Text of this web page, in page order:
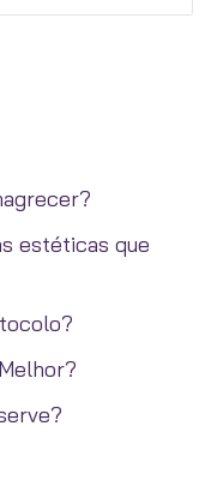
estéticas que